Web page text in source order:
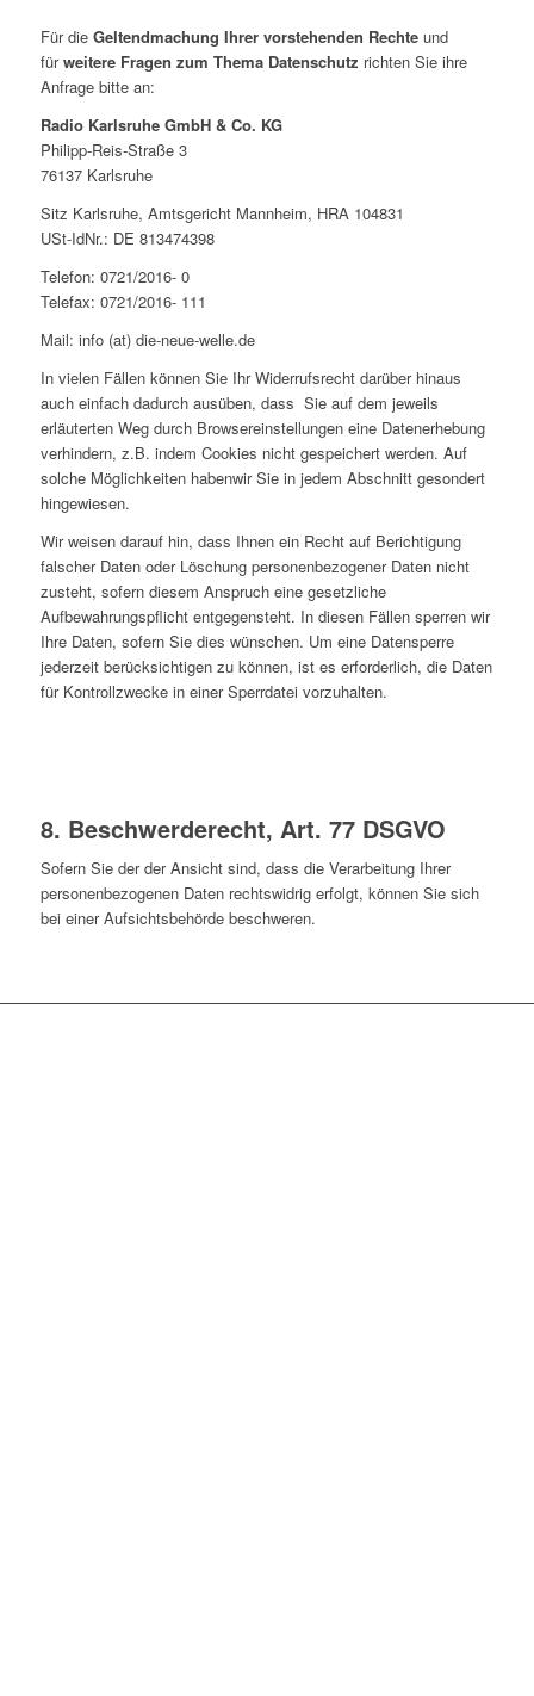
Für die Geltendmachung Ihrer vorstehenden Rechteund
fürweitere Fragen zum Thema Datenschutz richten Sie ihre
Anfrage bitte an:
Radio Karlsruhe GmbH & Co. KG
Philipp-Reis-Straße 3
76137 Karlsruhe
Sitz Karlsruhe, Amtsgericht Mannheim, HRA 104831
USt-IdNr.: DE 813474398
Telefon: 0721/2016- 0
Telefax: 0721/2016- 111
Mail: info (at) die-neue-welle.de
In vielen Fällen können Sie Ihr Widerrufsrecht darüber hinaus
auch einfach dadurch ausüben, dass Sie auf dem jeweils
erläuterten Weg durch Browsereinstellungen eine Datenerhebung
verhindern, z.B. indem Cookies nicht gespeichert werden. Auf
solche Möglichkeiten habenwir Sie in jedem Abschnitt gesondert
hingewiesen.
Wir weisen darauf hin, dass Ihnen ein Recht auf Berichtigung
falscher Daten oder Löschung personenbezogener Daten nicht
zusteht, sofern diesem Anspruch eine gesetzliche
Aufbewahrungspflicht entgegensteht. In diesen Fällen sperren wir
Ihre Daten, sofern Sie dies wünschen. Um eine Datensperre
jederzeit berücksichtigen zu können, ist es erforderlich, die Daten
für Kontrollzwecke in einer Sperrdatei vorzuhalten.
8. Beschwerderecht, Art. 77 DSGVO
Sofern Sie der der Ansicht sind, dass die Verarbeitung Ihrer
personenbezogenen Daten rechtswidrig erfolgt, können Sie sich
bei einer Aufsichtsbehörde beschweren.